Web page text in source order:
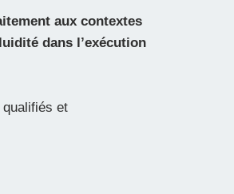
aux contextes
dans l’exécution
qualifiés et